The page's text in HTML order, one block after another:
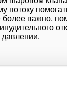
потоку
более важно,
давлении.